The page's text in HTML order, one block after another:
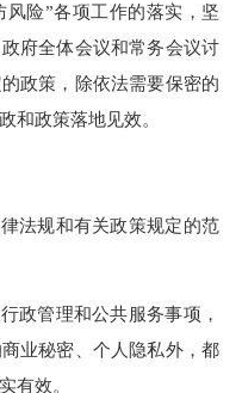
险”各项工作的落实， 坚
府全体会议和常务会议讨
政策，除依法需要保密的
和政策落地见效。
法规和有关政策规定的范
政管理和公共服务事项，
业秘密、个人隐私外，都
有效。